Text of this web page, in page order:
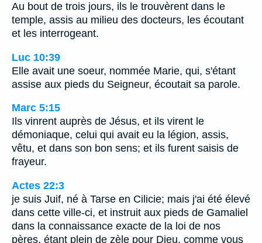
Au bout de trois jours, ils le trouvèrent dans le
temple, assis au milieu des docteurs, les écoutant
et les interrogeant.
Luc 10:39
Elle avait une soeur, nommée Marie, qui, s'étant
assise aux pieds du Seigneur, écoutait sa parole.
Marc 5:15
Ils vinrent auprès de Jésus, et ils virent le
démoniaque, celui qui avait eu la légion, assis,
vêtu, et dans son bon sens; et ils furent saisis de
frayeur.
Actes 22:3
je suis Juif, né à Tarse en Cilicie; mais j'ai été élevé
dans cette ville-ci, et instruit aux pieds de Gamaliel
dans la connaissance exacte de la loi de nos
pères, étant plein de zèle pour Dieu, comme vous